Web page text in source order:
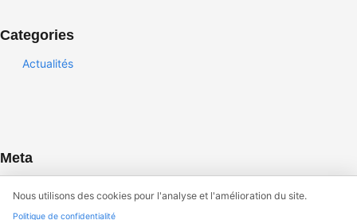
Nous utilisons des cookies pour l'analyse et l'amélioration du site.
Politique de confidentialité
Categories
Actualités
Meta